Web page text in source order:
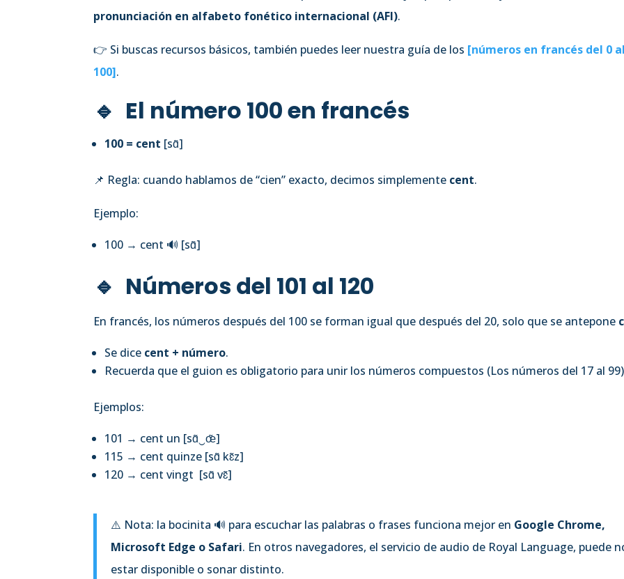
pronunciación en alfabeto fonético internacional (AFI).
👉 Si buscas recursos básicos, también puedes leer nuestra guía de los [números en francés del 0
100].
🔹 El número 100 en francés
100 = cent [sɑ̃]
📌 Regla: cuando hablamos de “cien” exacto, decimos simplemente cent.
Ejemplo:
100 → cent 🔊 [sɑ̃]
🔹 Números del 101 al 120
En francés, los números después del 100 se forman igual que después del 20, solo que se antepone
Se dice cent + número.
Recuerda que el guion es obligatorio para unir los números compuestos (Los números del 17 al
Ejemplos:
101 → cent un [sɑ̃‿œ̃]
115 → cent quinze [sɑ̃ kɛ̃z]
120 → cent vingt [sɑ̃ vɛ̃]
⚠️ Nota: la bocinita 🔊 para escuchar las palabras o frases funciona mejor en Google Chrome,
Microsoft Edge o Safari. En otros navegadores, el servicio de audio de Royal Language, puede
estar disponible o sonar distinto.